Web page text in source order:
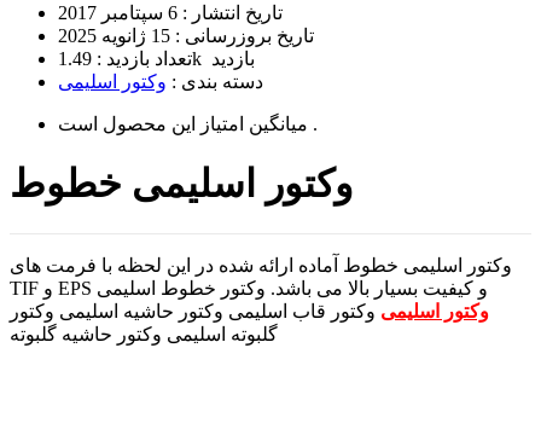
تاریخ انتشار : 6 سپتامبر 2017
تاریخ بروزرسانی : 15 ژانویه 2025
تعداد بازدید :
1.49k بازدید
دسته بندی : وکتور اسلیمی
میانگین امتیاز این محصول است .
وکتور اسلیمی خطوط
وکتور اسلیمی خطوط آماده ارائه شده در این لحظه با فرمت های
TIF و EPS و کیفیت بسیار بالا می باشد. وکتور خطوط اسلیمی
وکتور اسلیمی وکتور قاب اسلیمی وکتور حاشیه اسلیمی وکتور
گلبوته اسلیمی وکتور حاشیه گلبوته